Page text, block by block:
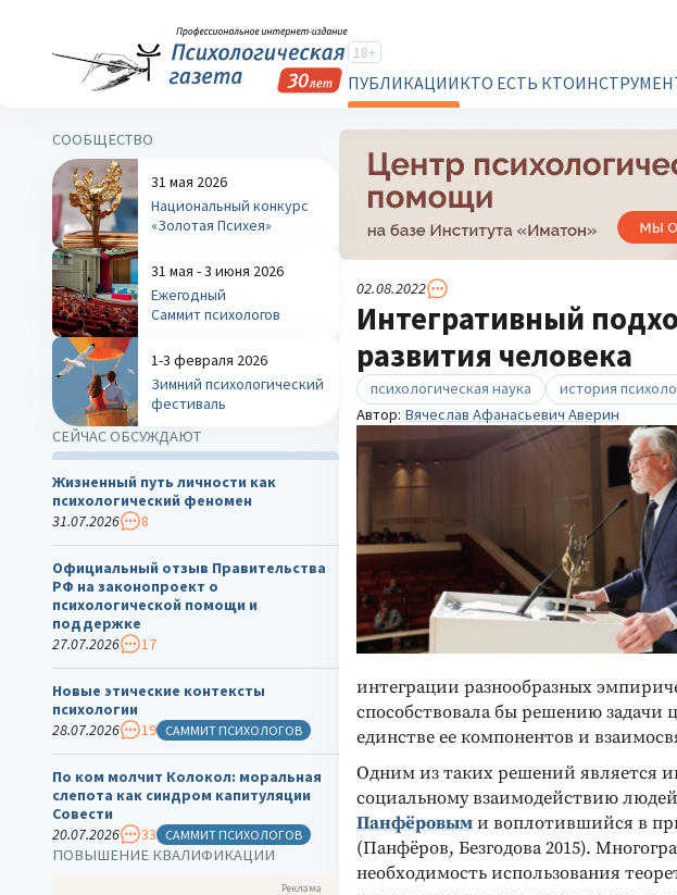
18+
ПУБЛИКАЦИИКТО ЕСТЬ КТО
02.08.2022
Интегративный
развития человека
психологическая наука
история
Автор: Вячеслав Афанасьевич Аверин
интеграции разнообразных
способствовала бы решению задачи
единстве ее компонентов и
Одним из таких решений является
социальному взаимодействию
Панфёровыми воплотившийся в
(Панфёров, Безгодова 2015).
необходимость использования
СООБЩЕСТВО
31 мая 2026
Национальный конкурс
«Золотая Психея»
31 мая - 3 июня 2026
Ежегодный
Саммит психологов
1-3 февраля 2026
Зимний психологический
фестиваль
СЕЙЧАС ОБСУЖДАЮТ
Жизненный путь личности как
психологический феномен
31.07.2026
8
Официальный отзыв Правительства
РФ на законопроект о
психологической помощи и
поддержке
27.07.2026
17
Новые этические контексты
психологии
28.07.2026
19 САММИТ ПСИХОЛОГОВ
По ком молчит Колокол: моральная
слепота как синдром капитуляции
Совести
20.07.2026
33 САММИТ ПСИХОЛОГОВ
ПОВЫШЕНИЕ КВАЛИФИКАЦИИ
Реклама